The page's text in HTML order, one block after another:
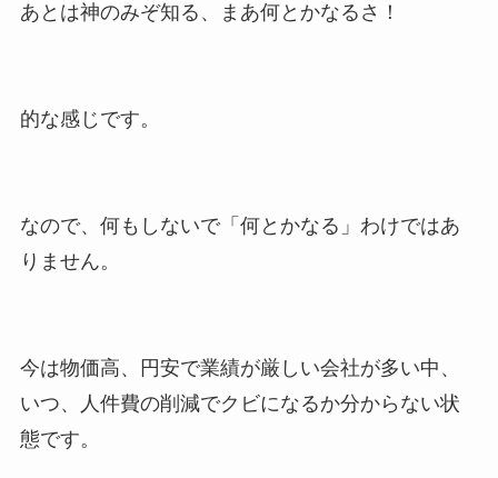
あとは神のみぞ知る、まあ何とかなるさ！
的な感じです。
なので、何もしないで「何とかなる」わけではあ
りません。
今は物価高、円安で業績が厳しい会社が多い中、
いつ、人件費の削減でクビになるか分からない状
態です。